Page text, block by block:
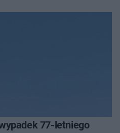
77-letniego